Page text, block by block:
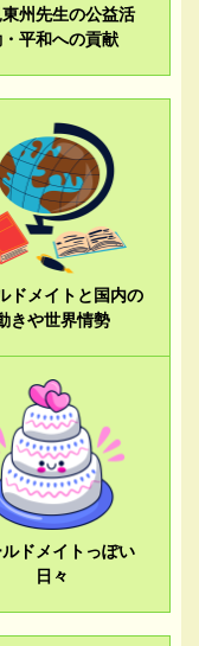
州先生の公益活
平和への貢献
ドメイトと国内の
きや世界情勢
ドメイトっぽい
日々